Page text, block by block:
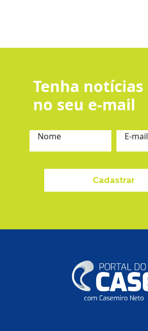
Tenha notícias
no seu e-mail
Nome E-mail
Cadastrar